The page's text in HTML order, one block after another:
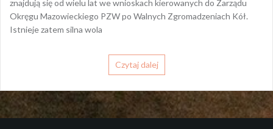
znajdują się od wielu lat we wnioskach kierowanych do Zarządu
Okręgu Mazowieckiego PZW po Walnych Zgromadzeniach Kół.
Istnieje zatem silna wola
Czytaj dalej